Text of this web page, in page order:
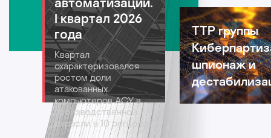
Русский
I квартал 2026
года
Квартал
охарактеризовался
ростом доли
атакованных
компьютеров АСУ в
производственной
отрасли в 10 регионах
компании: риски
автомобильной
индустрии в 2026
году
TTP группы
шпионаж и